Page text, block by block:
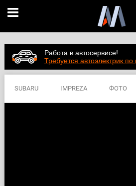
Работа в автосервисе!
Требуется автоэлектрик
SUBARU IMPREZA ФОТО